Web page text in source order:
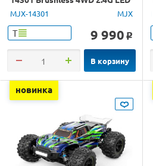
1/14 RTR
MJX-14301 MJX
Т 9 990 o
В корзину
новинка